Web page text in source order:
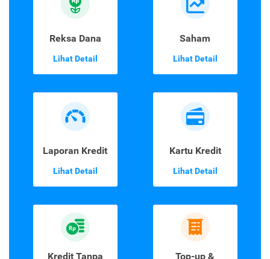
Reksa Dana
Lihat Detail
Saham
Lihat Detail
Laporan Kredit
Lihat Detail
Kartu Kredit
Lihat Detail
Kredit Tanpa Top-up &